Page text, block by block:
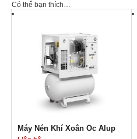
Có thể bạn thích…
Máy Nén Khí Xoắn Ốc Alup